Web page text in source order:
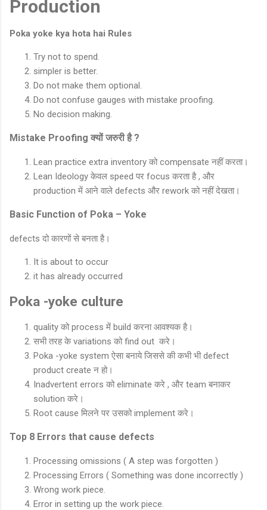
Production
Poka yoke kya hota hai Rules
Try not to spend.
simpler is better.
Do not make them optional.
Do not confuse gauges with mistake proofing.
No decision making.
Mistake Proofing क्यों जरुरी है ?
Lean practice extra inventory को compensate नहीं करता।
Lean Ideology केवल speed पर focus करता है , और
production में आने वाले defects और rework को नहीं देखता।
Basic Function of Poka – Yoke
defects दो कारणों से बनता है।
It is about to occur
it has already occurred
Poka -yoke culture
quality को process में build करना आवश्यक है।
सभी तरह के variations को find out करे।
Poka -yoke system ऐसा बनाये जिससे की कभी भी defect
product create न हो।
Inadvertent errors को eliminate करे , और team बनाकर
solution करे।
Root cause मिलने पर उसको implement करे।
Top 8 Errors that cause defects
Processing omissions ( A step was forgotten )
Processing Errors ( Something was done incorrectly )
Wrong work piece.
Error in setting up the work piece.